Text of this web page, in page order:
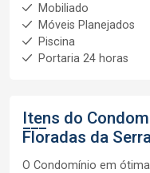
Mobiliado
Móveis Planejados
Piscina
Portaria 24 horas
Itens do
Floradas da
O Condomínio em